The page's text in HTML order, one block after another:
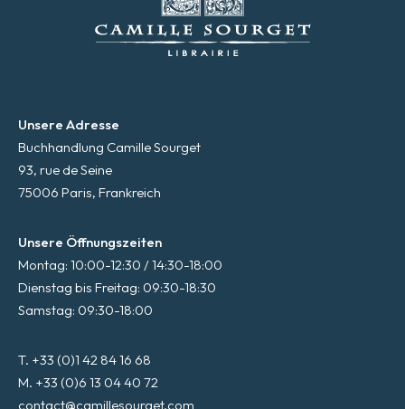
Unsere Adresse
Buchhandlung Camille Sourget
93, rue de Seine
75006 Paris, Frankreich
Unsere Öffnungszeiten
Montag: 10:00-12:30 / 14:30-18:00
Dienstag bis Freitag: 09:30-18:30
Samstag: 09:30-18:00
T. +33 (0)1 42 84 16 68
M. +33 (0)6 13 04 40 72
contact@camillesourget.com